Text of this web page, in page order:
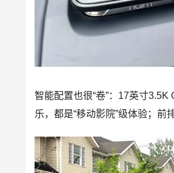
智能配置也很“卷”：17英寸3.5K
乐，都是“移动影院”级体验；前